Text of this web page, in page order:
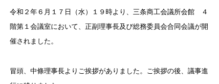
令和２年６月１７日（水）１９時より、三条商工会議所会館 ４
階第１会議室において、正副理事長及び総務委員会合同会議が開
催されました。
冒頭、中條理事長よりご挨拶がありました。ご挨拶の後、議事進